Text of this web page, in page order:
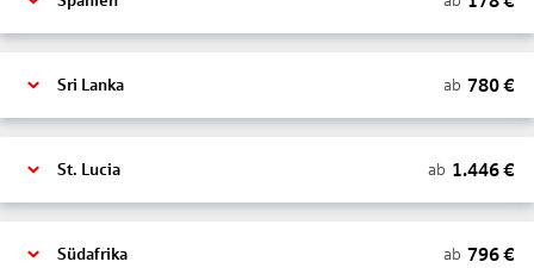
Sri Lanka ab 780€
St. Lucia ab 1.446€
Südafrika ab 796€